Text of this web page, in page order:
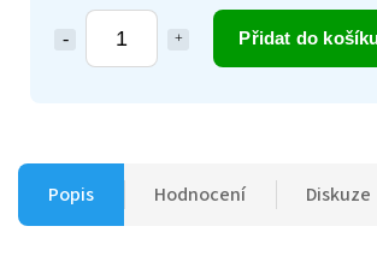
Přidat do
Popis Hodnocení Diskuze